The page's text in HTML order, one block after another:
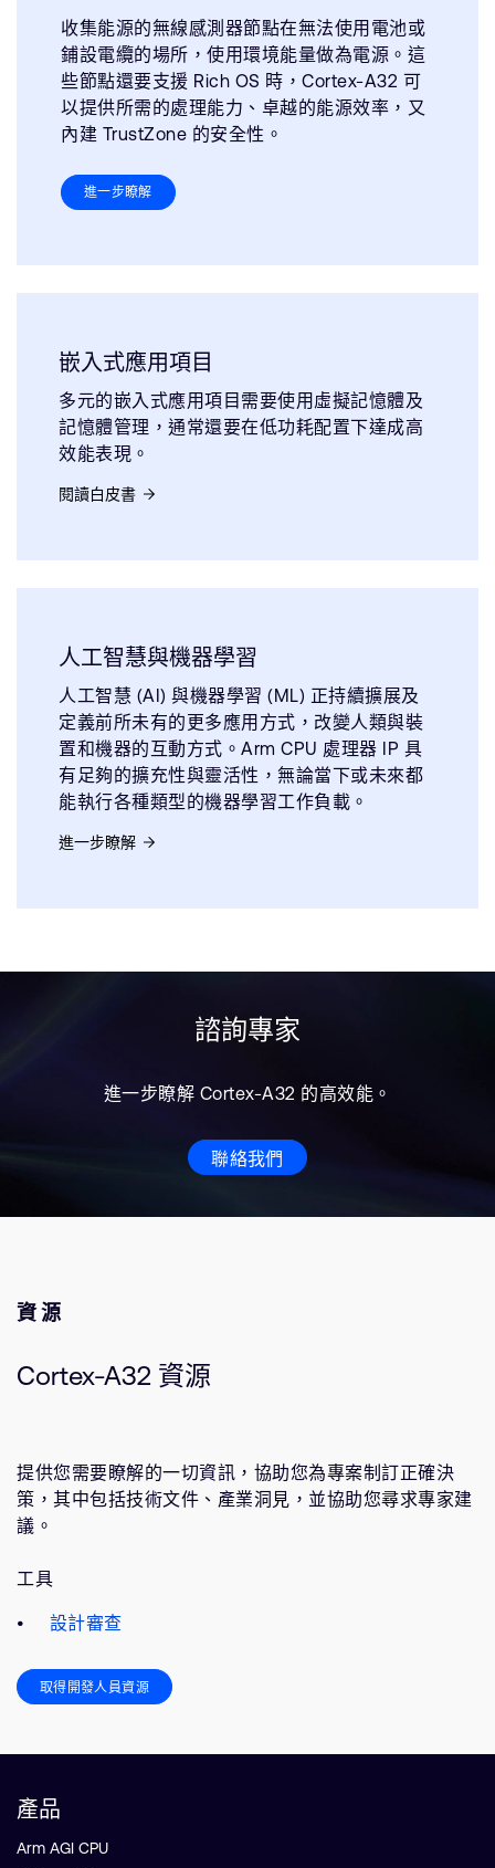
收集能源的無線感測器節點在無法使用電池或
鋪設電纜的場所，使用環境能量做為電源。這
些節點還要支援 Rich OS 時，Cortex-A32 可
以提供所需的處理能力、卓越的能源效率，又
內建 TrustZone 的安全性。
進一步瞭解
嵌入式應用項目
多元的嵌入式應用項目需要使用虛擬記憶體及
記憶體管理，通常還要在低功耗配置下達成高
效能表現。
閱讀白皮書
人工智慧與機器學習
人工智慧 (AI) 與機器學習 (ML) 正持續擴展及
定義前所未有的更多應用方式，改變人類與裝
置和機器的互動方式。Arm CPU 處理器 IP 具
有足夠的擴充性與靈活性，無論當下或未來都
能執行各種類型的機器學習工作負載。
進一步瞭解
諮詢專家
進一步瞭解 Cortex-A32 的高效能。
聯絡我們
資源
Cortex-A32 資源
提供您需要瞭解的一切資訊，協助您為專案制訂正確決
策，其中包括技術文件、產業洞見，並協助您尋求專家建
議。
工具
設計審查
取得開發人員資源
產品
Arm AGI CPU